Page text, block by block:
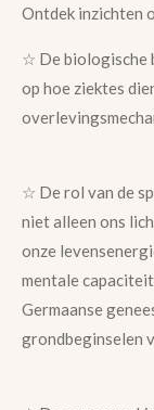
Ontdek inzichten
☆ De biologische
op hoe ziektes
☆ De rol van de
niet alleen ons
onze
mentale
Germaanse
grondbeginselen